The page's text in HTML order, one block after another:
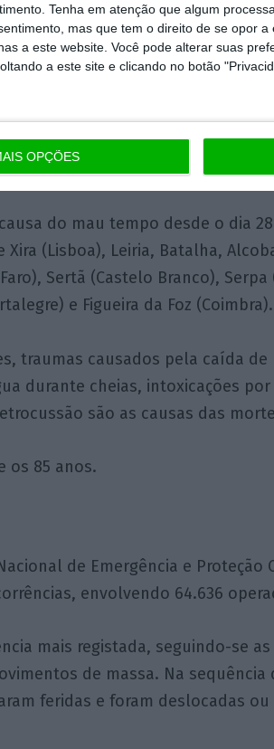
Tenha em atenção que algum
mas que tem o direito de se opor
a este website. Você pode alterar suas
a este site e clicando no botão
OPÇÕES
das consequências do
versão final do programa PTRR –
com medidas para executar até
do mau tempo desde o dia
(Lisboa), Leiria, Batalha,
Sertã (Castelo Branco), Serpa
e Figueira da Foz (Coimbra).
traumas causados pela caída de
durante cheias, intoxicações por
são as causas das
os 85 anos.
de Emergência e Proteção
envolvendo 64.636
mais registada, seguindo-se as
de massa. Na sequência
feridas e foram deslocadas ou